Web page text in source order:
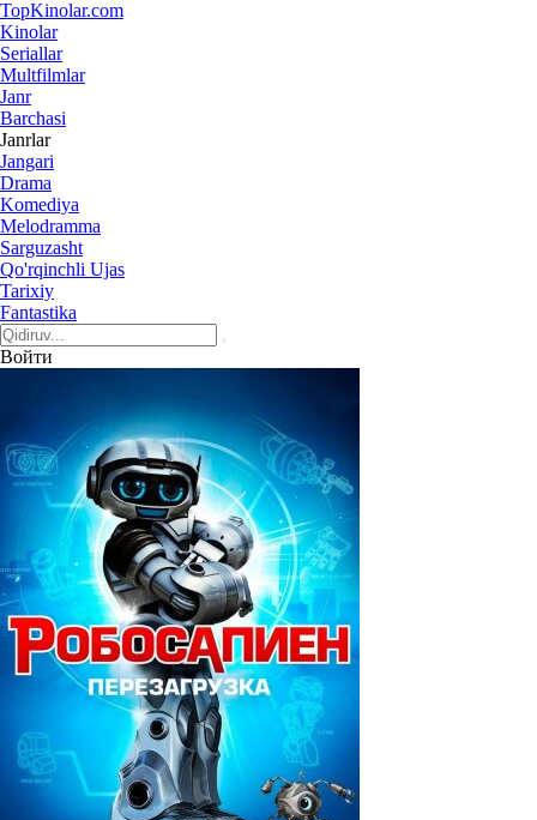
TopKinolar.com
Kinolar
Seriallar
Multfilmlar
Janr
Barchasi
Janrlar
Jangari
Drama
Komediya
Melodramma
Sarguzasht
Qo'rqinchli Ujas
Tarixiy
Fantastika
Войти